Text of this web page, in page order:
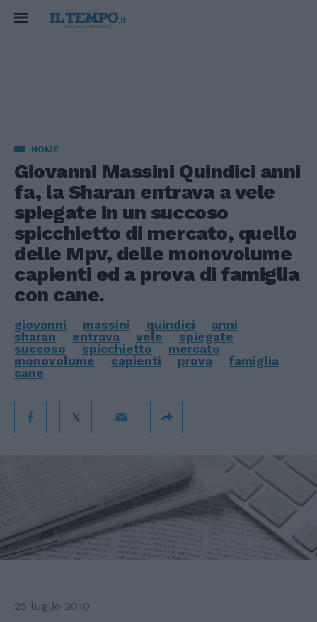
HOME
Giovanni Massini Quindici anni
fa, la Sharan entrava a vele
spiegate in un succoso
spicchietto di mercato, quello
delle Mpv, delle monovolume
capienti ed a prova di famiglia
con cane.
giovanni massini quindici
anni
sharan
entrava vele
spiegate
succoso
spicchietto
mercato
monovolume
capienti prova
famiglia
cane
25 luglio 2010